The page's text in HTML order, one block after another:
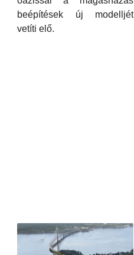
beépítések új modelljét
vetíti elő.